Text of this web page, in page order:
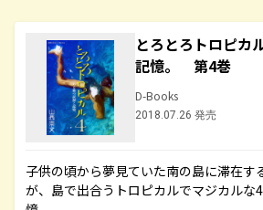
とろとろトロピ
記憶。 第4巻
D-Books
2018.07.26 発売
子供の頃から夢見ていた南の島に滞在す
が、島で出合うトロピカルでマジカルな